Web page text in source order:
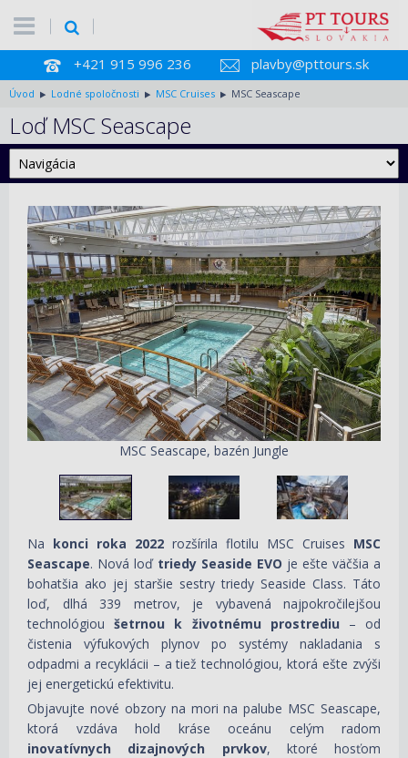
+421 915 996 236 plavby@pttours.sk
Úvod Lodné spoločnosti MSC Cruises MSC Seascape
Loď MSC Seascape
MSC Seascape, bazén Jungle
Na konci roka 2022 rozšírila flotilu MSC Cruises MSC
Seascape. Nová loď triedy Seaside EVO je ešte väčšia a
bohatšia ako jej staršie sestry triedy Seaside Class. Táto
loď, dlhá 339 metrov, je vybavená najpokročilejšou
technológioušetrnou k životnému prostrediu – od
čistenia výfukových plynov po systémy nakladania s
odpadmi a recyklácii – a tiež technológiou, ktorá ešte zvýši
jej energetickú efektivitu.
Objavujte nové obzory na mori na palube MSC Seascape,
ktorá vzdáva hold kráse oceánu celým radom
inovatívnych dizajnových prvkov, ktoré hosťom